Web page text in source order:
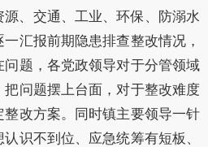
、交通、工业、环保、防溺水
汇报前期隐患排查整改情况，
题，各党政领导对于分管领域
问题摆上台面，对于整改难度
改方案。同时镇主要领导一针
识不到位、应急统筹有短板、